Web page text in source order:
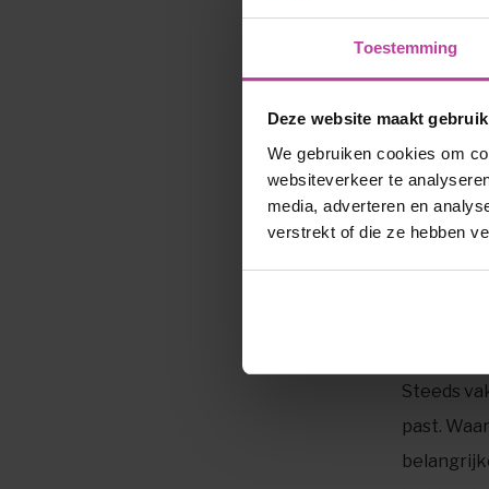
Toestemming
Deze website maakt
We gebruiken cookies om
websiteverkeer te
media, adverteren en
verstrekt of die ze hebben
In het
Steeds
past.